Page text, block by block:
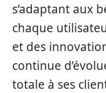
s’adaptant aux
chaque
et des
continue
totale à ses